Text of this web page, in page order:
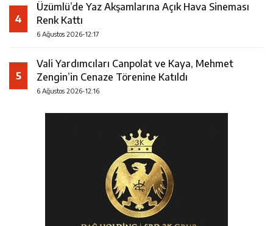
4
Üzümlü’de Yaz Akşamlarına Açık Hava Sineması
Renk Kattı
6 Ağustos 2026-12:17
5
Vali Yardımcıları Canpolat ve Kaya, Mehmet
Zengin’in Cenaze Törenine Katıldı
6 Ağustos 2026-12:16